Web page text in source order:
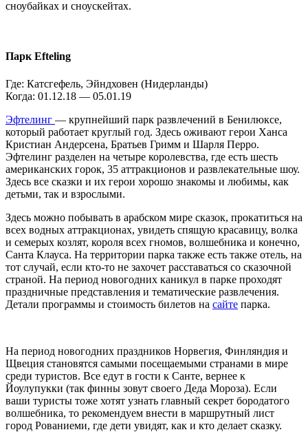
сноубайках и сноускейтах.
Парк Efteling
Где: Катсгефель, Эйндховен (Нидерланды)
Когда: 01.12.18 — 05.01.19
Эфтелинг — крупнейший парк развлечений в Бенилюксе,
который работает круглый год. Здесь оживают герои Ханса
Кристиан Андерсена, Братьев Гримм и Шарля Перро.
Эфтелинг разделен на четыре королевства, где есть шесть
американских горок, 35 аттракционов и развлекательные шоу.
Здесь все сказки и их герои хорошо знакомы и любимы, как
детьми, так и взрослыми.
Здесь можно побывать в арабском мире сказок, прокатиться на
всех водных аттракционах, увидеть спящую красавицу, волка
и семерых козлят, короля всех гномов, волшебника и конечно,
Санта Клауса. На территории парка также есть также отель, на
тот случай, если кто-то не захочет расставаться со сказочной
страной. На период новогодних каникул в парке проходят
праздничные представления и тематические развлечения.
Детали программы и стоимость билетов на сайте парка.
На период новогодних праздников Норвегия, Финляндия и
Щвеция становятся самыми посещаемыми странами в мире
среди туристов. Все едут в гости к Санте, вернее к
Йоулупукки (так финны зовут своего Деда Мороза). Если
ваши туристы тоже хотят узнать главный секрет бородатого
волшебника, то рекомендуем внести в маршрутный лист
город Рованиеми, где дети увидят, как и кто делает сказку.